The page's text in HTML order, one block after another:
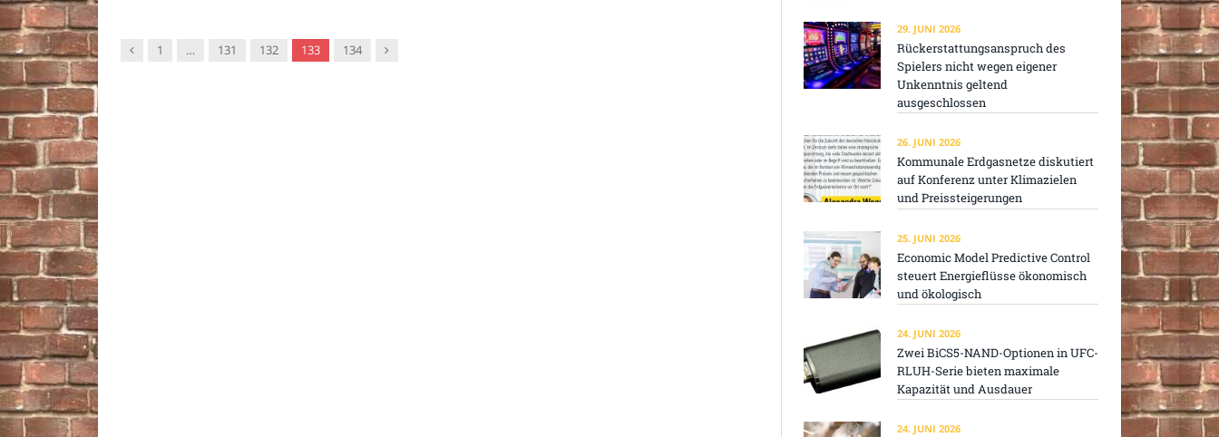
Vorgänger
1 … 131 132 133 134 Nachfolger
29. JUNI 2026
Rückerstattungsanspruch des
Spielers nicht wegen eigener
Unkenntnis geltend
ausgeschlossen
26. JUNI 2026
Kommunale Erdgasnetze diskutiert
auf Konferenz unter Klimazielen
und Preissteigerungen
25. JUNI 2026
Economic Model Predictive Control
steuert Energieflüsse ökonomisch
und ökologisch
24. JUNI 2026
Zwei BiCS5-NAND-Optionen in UFC-
RLUH-Serie bieten maximale
Kapazität und Ausdauer
24. JUNI 2026